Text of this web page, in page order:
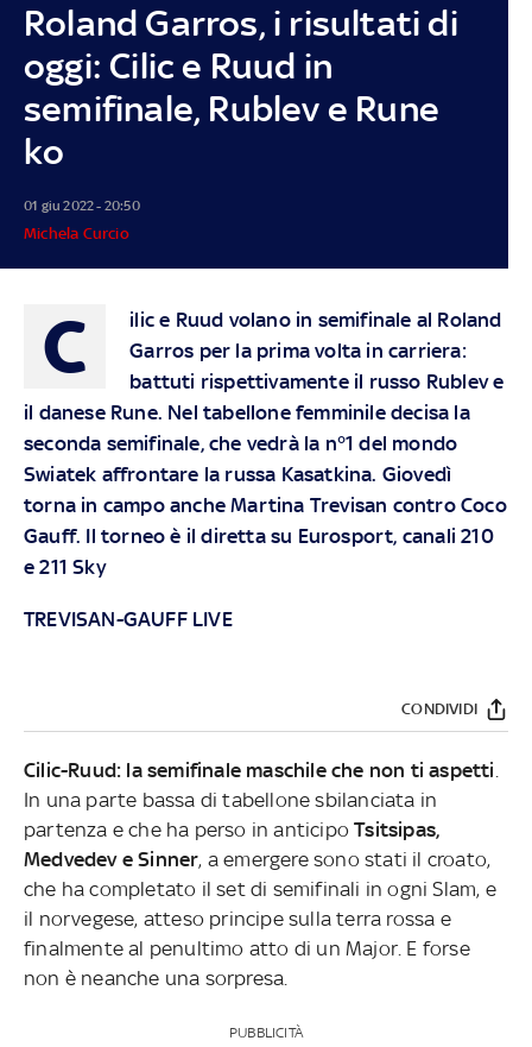
Roland Garros, i risultati di
oggi: Cilic e Ruud in
semifinale, Rublev e Rune
ko
01 giu 2022 - 20:50
Michela Curcio
C
ilic e Ruud volano in semifinale al Roland
Garros per la prima volta in carriera:
battuti rispettivamente il russo Rublev e
il danese Rune. Nel tabellone femminile decisa la
seconda semifinale, che vedrà la n°1 del mondo
Swiatek affrontare la russa Kasatkina. Giovedì
torna in campo anche Martina Trevisan contro Coco
Gauff. Il torneo è il diretta su Eurosport, canali 210
e 211 Sky
TREVISAN-GAUFF LIVE
CONDIVIDI
Cilic-Ruud: la semifinale maschile che non ti aspetti
In una parte bassa di tabellone sbilanciata in
partenza e che ha perso in anticipoTsitsipas,
Medvedev e Sinner, a emergere sono stati il croato,
che ha completato il set di semifinali in ogni Slam, e
il norvegese, atteso principe sulla terra rossa e
finalmente al penultimo atto di un Major. E forse
non è neanche una sorpresa.
PUBBLICITÀ